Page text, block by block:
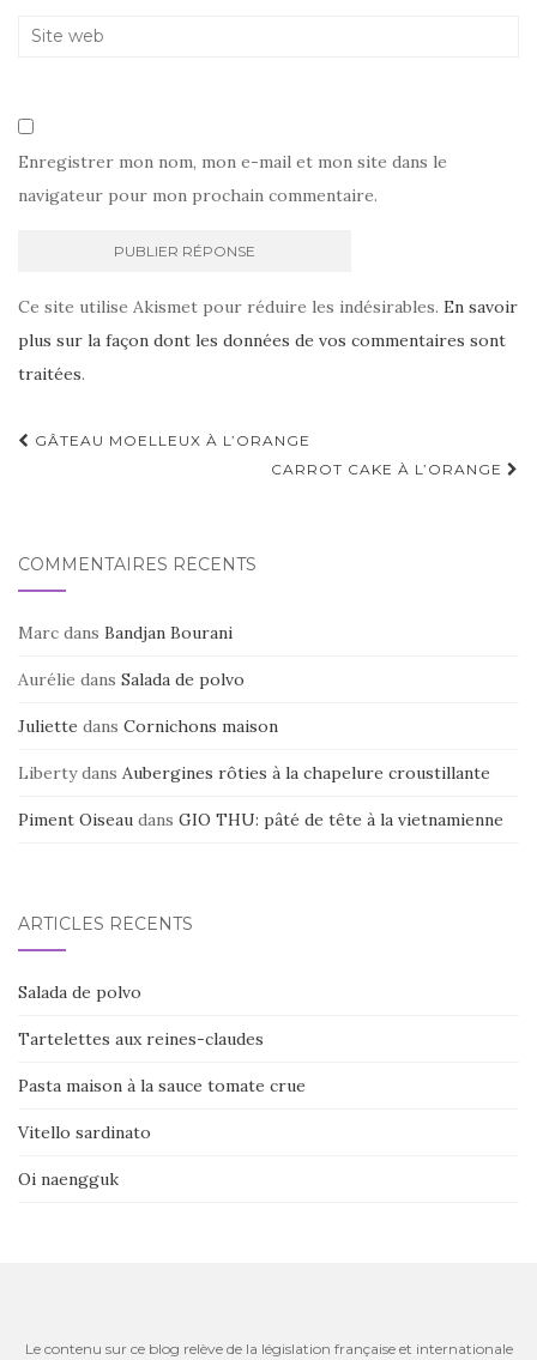
Enregistrer mon nom, mon e-mail et mon site dans le
navigateur pour mon prochain commentaire.
Ce site utilise Akismet pour réduire les indésirables. En savoir
plus sur la façon dont les données de vos commentaires sont
traitées.
Navigation
GÂTEAU MOELLEUX À L’ORANGE
CARROT CAKE À L’ORANGE
COMMENTAIRES RÉCENTS
Marc dans Bandjan Bourani
Aurélie dans Salada de polvo
Juliette dans Cornichons maison
Libertydans Aubergines rôties à la chapelure croustillante
Piment Oiseau dans GIO THU: pâté de tête à la vietnamienne
ARTICLES RÉCENTS
Salada de polvo
Tartelettes aux reines-claudes
Pasta maison à la sauce tomate crue
Vitello sardinato
Oi naengguk
Le contenu sur ce blog relève de la législation française et internationale